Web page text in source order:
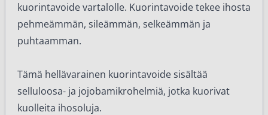
kuorintavoide vartalolle. Kuorintavoide tekee ihosta
pehmeämmän, sileämmän, selkeämmän ja
puhtaamman.
Tämä hellävarainen kuorintavoide sisältää
selluloosa- ja jojobamikrohelmiä, jotka kuorivat
kuolleita ihosoluja.